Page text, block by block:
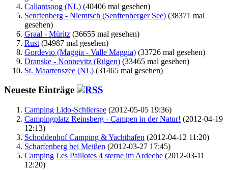
Callantsoog (NL) (40406 mal gesehen)
Senftenberg - Niemtsch (Senftenberger See) (38371 mal
gesehen)
Graal - Müritz (36655 mal gesehen)
Rust (34987 mal gesehen)
Gordevio (Maggia - Valle Maggia) (33726 mal gesehen)
Dranske - Nonnevitz (Rügen) (33465 mal gesehen)
St. Maartenszee (NL) (31465 mal gesehen)
Neueste Einträge
Camping Lido-Schliersee (2012-05-05 19:36)
Campingplatz Reinsberg - Campen in der Natur! (2012-04-19
12:13)
Schoddenhof Camping & Yachthafen (2012-04-12 11:20)
Scharfenberg bei Meißen (2012-03-27 17:45)
Camping Les Paillotes 4 sterne im Ardeche (2012-03-11
12:20)